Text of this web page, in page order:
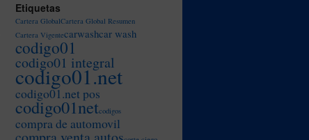
Etiquetas
Cartera GlobalCartera Global Resumen
Cartera Vigentecarwashcar wash
codigo01
codigo01 integral
codigo01.net
codigo01.net pos
codigo01netcodigos
compra de automovil